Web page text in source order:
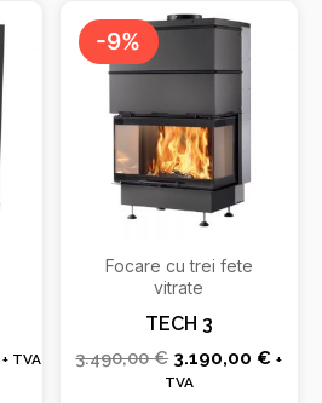
curent
este:
2.655,00 €.
+ TVA
-9%
Focare cu trei fete
vitrate
TECH 3
3.490,00€
Prețul
inițial
fost:
3.490,00 €.
3.190,00€ +
TVA